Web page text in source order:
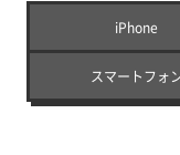
iPhone
スマートフォ